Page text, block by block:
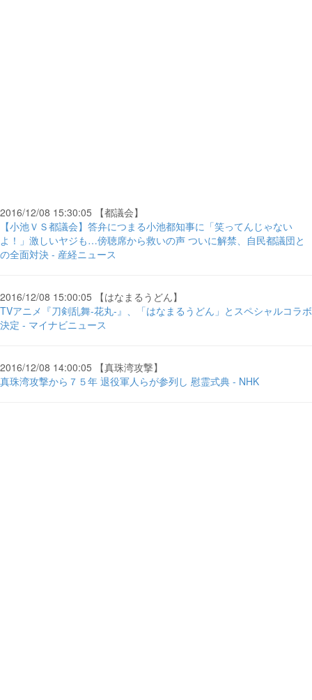
2016/12/08 15:30:05 【都議会】
【小池ＶＳ都議会】答弁につまる小池都知事に「笑ってんじゃない
よ！」激しいヤジも…傍聴席から救いの声 ついに解禁、自民都議団と
の全面対決 - 産経ニュース
2016/12/08 15:00:05 【はなまるうどん】
TVアニメ『刀剣乱舞-花丸-』、「はなまるうどん」とスペシャルコラボ
決定 - マイナビニュース
2016/12/08 14:00:05 【真珠湾攻撃】
真珠湾攻撃から７５年 退役軍人らが参列し 慰霊式典 - NHK